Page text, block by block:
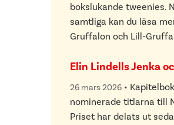
bokslukande tweenies.
samtliga kan du läsa
Gruffalon och Lill-
Elin Lindells Jenka
26 mars 2026 •
nominerade titlarna till
Priset har delats ut